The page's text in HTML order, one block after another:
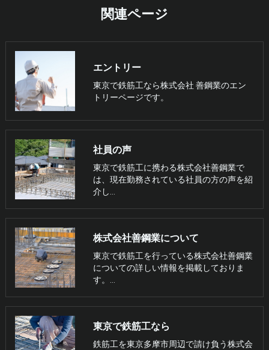
関連ページ
エントリー
東京で鉄筋工なら株式会社 善鋼業のエン
トリーページです。
社員の声
東京で鉄筋工に携わる株式会社善鋼業で
は、現在勤務されている社員の方の声を紹
介し…
株式会社善鋼業について
東京で鉄筋工を行っている株式会社善鋼業
についての詳しい情報を掲載しておりま
す。…
東京で鉄筋工なら
鉄筋工を東京多摩市周辺で請け負う株式会